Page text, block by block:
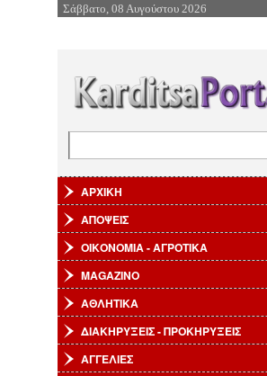
Επιστροφή στην Πλοήγηση
Σάββατο, 08 Αυγούστου 2026
ΑΡΧΙΚΗ
ΑΠΟΨΕΙΣ
ΟΙΚΟΝΟΜΙΑ - ΑΓΡΟΤΙΚΑ
MAGAZINO
ΑΘΛΗΤΙΚΑ
ΔΙΑΚΗΡΥΞΕΙΣ - ΠΡΟΚΗΡΥΞΕΙΣ
ΑΓΓΕΛΙΕΣ